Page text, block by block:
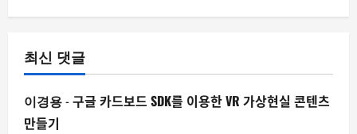
최신 댓글
이경용 -구글 카드보드 SDK를 이용한 VR 가상현실 콘텐츠
만들기